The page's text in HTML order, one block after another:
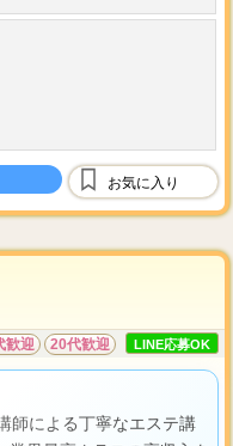
%バック
お気に入り
歓迎 20代歓迎 LINE応募OK
師による丁寧なエステ講